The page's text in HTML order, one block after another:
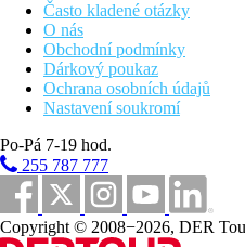
Často kladené otázky
O nás
Obchodní podmínky
Dárkový poukaz
Ochrana osobních údajů
Nastavení soukromí
Po-Pá 7-19 hod.
255 787 777
Copyright © 2008−2026, DER